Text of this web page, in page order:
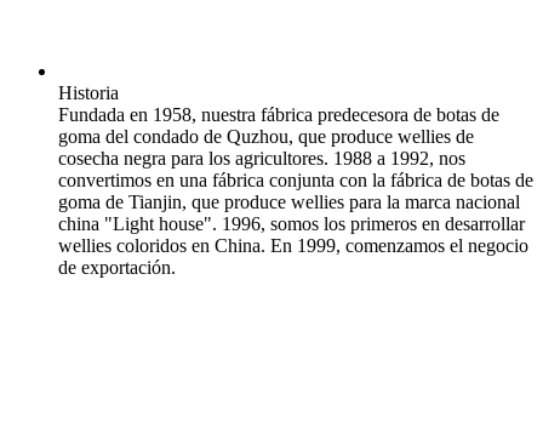
Historia
Fundada en 1958, nuestra fábrica predecesora de botas de
goma del condado de Quzhou, que produce wellies de
cosecha negra para los agricultores. 1988 a 1992, nos
convertimos en una fábrica conjunta con la fábrica de botas de
goma de Tianjin, que produce wellies para la marca nacional
china "Light house". 1996, somos los primeros en desarrollar
wellies coloridos en China. En 1999, comenzamos el negocio
de exportación.